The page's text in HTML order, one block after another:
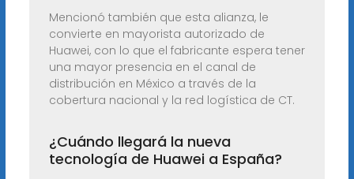
Mencionó también que esta alianza, le
convierte en mayorista autorizado de
Huawei, con lo que el fabricante espera tener
una mayor presencia en el canal de
distribución en México a través de la
cobertura nacional y la red logística de CT.
¿Cuándo llegará la nueva
tecnología de Huawei a España?